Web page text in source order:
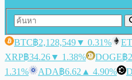
BTC฿2,128,549▼ 0.31%
XRP฿34.26▼ 1.38% DOGE฿
1.31%
ADA฿6.62 ▲ 4.90%